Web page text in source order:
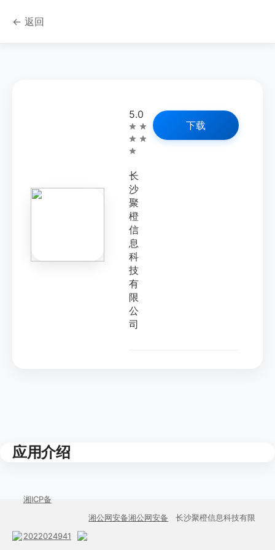
← 返回
5.0
长
沙
聚
橙
信
息
科
技
有
限
公
司
下载
应用介绍
湘ICP备
2022024941
湘公网安备湘公网安备 长沙聚橙信息科技有限